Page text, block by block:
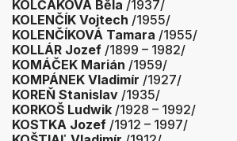
KOLČÁKOVÁ Běla /1937/
KOLENČÍK Vojtech /1955/
KOLENČÍKOVÁ Tamara /1955/
KOLLÁR Jozef /1899 – 1982/
KOMÁČEK Marián /1959/
KOMPÁNEK Vladimír /1927/
KOREŇ Stanislav /1935/
KORKOŠ Ludwik /1928 – 1992/
KOSTKA Jozef /1912 – 1997/